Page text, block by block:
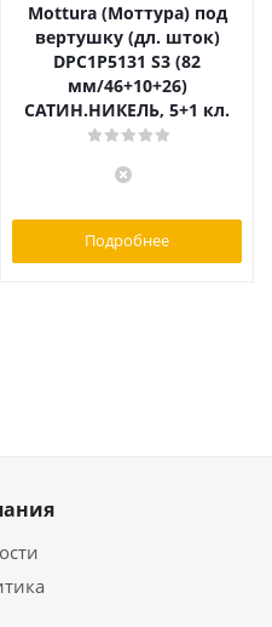
Mottura (Моттура) под
вертушку (дл. шток)
DPC1P5131 S3 (82
мм/46+10+26)
САТИН.НИКЕЛЬ, 5+1 кл.
Подробнее